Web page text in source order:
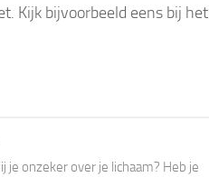
Kijk bijvoorbeeld eens bij het
je onzeker over je lichaam? Heb je